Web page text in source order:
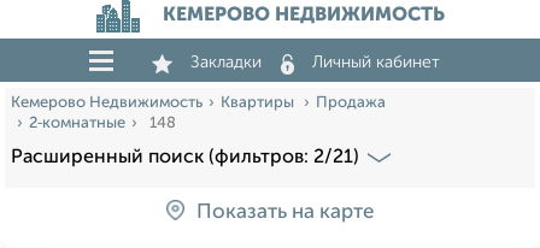
КЕМЕРОВО НЕДВИЖИМОСТЬ
Закладки Личный кабинет
Кемерово Недвижимость Квартиры
Продажа
2‑комнатные
148
Расширенный поиск (фильтров: 2/21)
Показать на карте